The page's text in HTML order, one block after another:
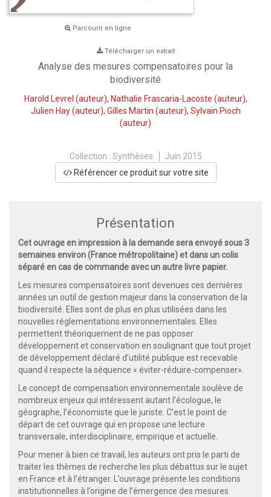
Parcourir en ligne
Télécharger un extrait
Analyse des mesures compensatoires pour la
biodiversité
Harold Levrel (auteur), Nathalie Frascaria-Lacoste (auteur),
Julien Hay(auteur), Gilles Martin (auteur), Sylvain Pioch
(auteur)
Collection : Synthèses
Juin 2015
Référencer ce produit sur votre site
Présentation
Cet ouvrage en impression à la demande sera envoyé sous 3
semaines environ (France métropolitaine) et dans un colis
séparé en cas de commande avec un autre livre papier.
Les mesures compensatoires sont devenues ces dernières
années un outil de gestion majeur dans la conservation de la
biodiversité. Elles sont de plus en plus utilisées dans les
nouvelles réglementations environnementales. Elles
permettent théoriquement de ne pas opposer
développement et conservation en soulignant que tout projet
de développement déclaré d’utilité publique est recevable
quand il respecte la séquence « éviter-réduire-compenser».
Le concept de compensation environnementale soulève de
nombreux enjeux qui intéressent autant l’écologue, le
géographe, l’économiste que le juriste. C’est le point de
départ de cet ouvrage qui en propose une lecture
transversale, interdisciplinaire, empirique et actuelle.
Pour mener à bien ce travail, les auteurs ont pris le parti de
traiter les thèmes de recherche les plus débattus sur le sujet
en France et à l’étranger. L’ouvrage présente les conditions
institutionnelles à l’origine de l’émergence des mesures